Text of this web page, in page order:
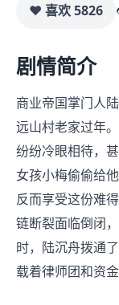
♥ 喜欢5826
剧情简介
商业帝国掌门人
远山村老家过年
纷纷冷眼相待，
女孩小梅偷偷给
反而享受这份难
链断裂面临倒闭
时，陆沉舟拨通
载着律师团和资